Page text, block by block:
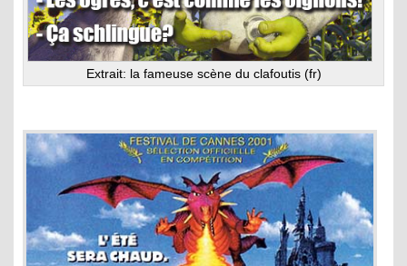
Extrait: la fameuse scène du clafoutis (fr)